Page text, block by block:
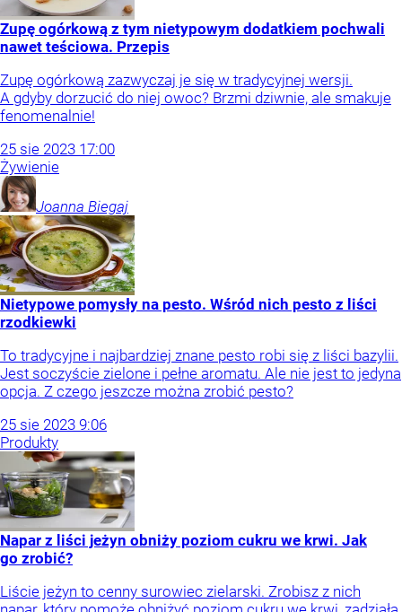
Zupę ogórkową z tym nietypowym dodatkiem pochwali
nawet teściowa. Przepis
Zupę ogórkową zazwyczaj je się w tradycyjnej wersji.
A gdyby dorzucić do niej owoc? Brzmi dziwnie, ale smakuje
fenomenalnie!
25 sie 2023 17:00
Żywienie
Joanna Biegaj
Nietypowe pomysły na pesto. Wśród nich pesto z liści
rzodkiewki
To tradycyjne i najbardziej znane pesto robi się z liści bazylii.
Jest soczyście zielone i pełne aromatu. Ale nie jest to jedyna
opcja. Z czego jeszcze można zrobić pesto?
25 sie 2023 9:06
Produkty
Napar z liści jeżyn obniży poziom cukru we krwi. Jak
go zrobić?
Liście jeżyn to cenny surowiec zielarski. Zrobisz z nich